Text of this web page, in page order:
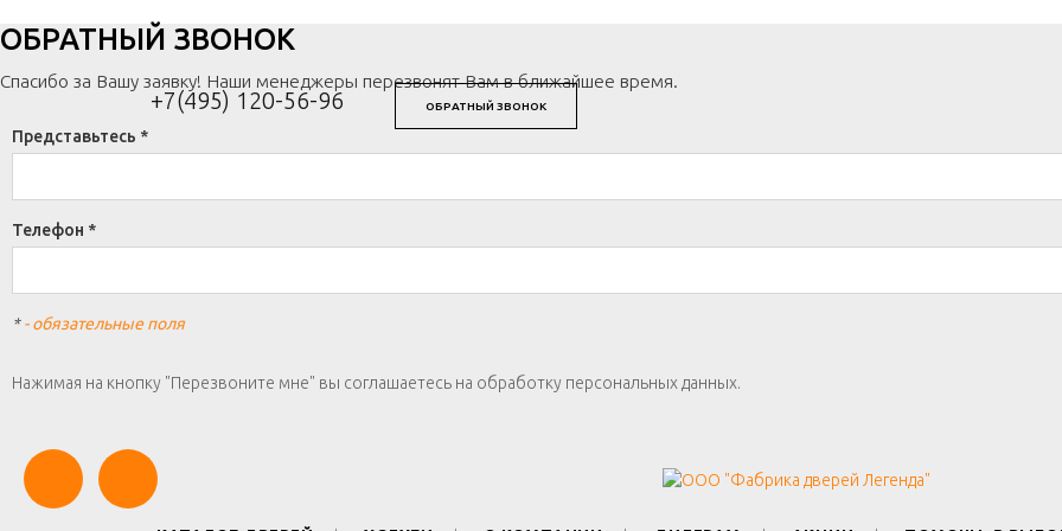
+7(495) 120-56-96 ОБРАТНЫЙ ЗВОНОК
ОБРАТНЫЙ ЗВОНОК
Спасибо за Вашу заявку! Наши менеджеры перезвонят Вам в ближайшее время.
Представьтесь *
Телефон *
*- обязательные поля
Нажимая на кнопку "Перезвоните мне" вы соглашаетесь на обработку персональных данных.